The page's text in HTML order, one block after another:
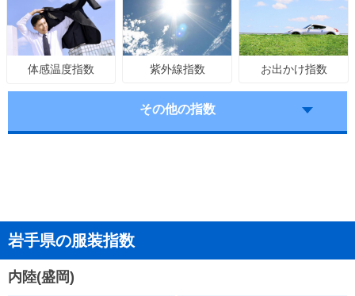
体感温度指数 紫外線指数 お出かけ指数
その他の指数
岩手県の服装指数
内陸(盛岡)